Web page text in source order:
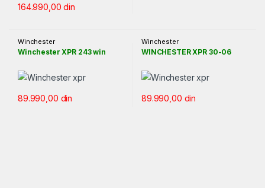
164.990,00din
Winchester
Winchester XPR 243 win
89.990,00 din
Winchester
WINCHESTER XPR 30-06
89.990,00 din